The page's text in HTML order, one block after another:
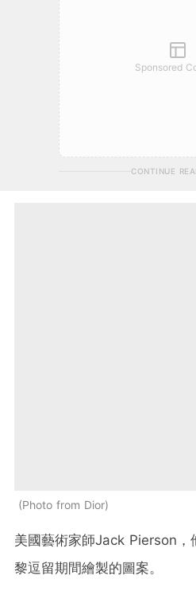
Sponsored
CONTINUE
Photo from Dior
美國藝術家師Jack Pierson
黎逗留期間繪製的圖案。